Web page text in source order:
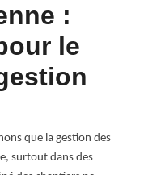
:
le
que la gestion des
surtout dans des